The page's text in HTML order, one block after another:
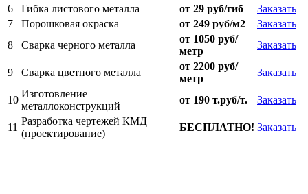
6
Гибка листового металла от 29 руб/гиб
Заказать
7
Порошковая окраска от 249 руб/м2
Заказать
8
Сварка черного металла
от 1050 руб/
метр
Заказать
9 Сварка цветного металла
от 2200 руб/
метр
Заказать
10
Изготовление
металлоконструкций
от 190 т.руб/т. Заказать
11
Разработка чертежей КМД
(проектирование)
БЕСПЛАТНО! Заказать